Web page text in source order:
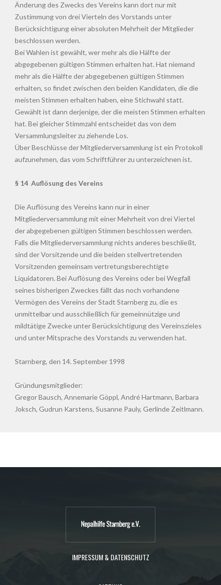
Änderung des Zwecks des Vereins kann dort nur mit
Zustimmung von drei Vierteln des Vorstands unter
Berücksichtigung einer absoluten Mehrheit der Mitglieder
beschlossen werden.
Bei Wahlen ist gewählt, wer mehr als die Hälfte der
abgegebenen gültigen Stimmen erhalten hat. Hat niemand
mehr als die Hälfte der abgegebenen gültigen Stimmen
erhalten, so findet zwischen den beiden Kandidaten, die die
meisten Stimmen erhalten haben, eine Stichwahl statt.
Gewählt ist dann derjenige, der die meisten Stimmen erhalten
hat. Bei gleicher Stimmzahl entscheidet das von dem
Versammlungsleiter zu ziehende Los.
Über Beschlüsse der Mitgliederversammlung ist ein Protokoll
aufzunehmen, das vom Schriftführer zu unterzeichnen ist.
§ 14 Auflösung des Vereins
Die Auflösung des Vereins kann nur in einer
Mitgliederversammlung mit einer Mehrheit von drei Viertel
der abgegebenen gültigen Stimmen beschlossen werden.
Falls die Mitgliederversammlung nichts anderes beschließt,
sind der Vorsitzende und die beiden stellvertretenden
Vorsitzenden gemeinsam vertretungsberechtigte
Liquidatoren. Bei Auflösung des Vereins oder bei Wegfall
seines bisherigen Zweckes fällt das noch vorhandene
Vermögen des Vereins der Stadt Starnberg zu, die es
unmittelbar und ausschließlich für gemeinnützige und
mildtätige Zwecke unter Berücksichtigung des Vereinszieles
und unter Mitsprache des Vorstands zu verwenden hat.
Starnberg, den 14. September 1998
Gründungsmitglieder:
Gregor Bausch, Annemarie Göppl, André Hartmann, Barbara
Joksch, Gudrun Karstens, Susanne Pauly, Gerlinde Zeitlmann.
IMPRESSUM & DATENSCHUTZ